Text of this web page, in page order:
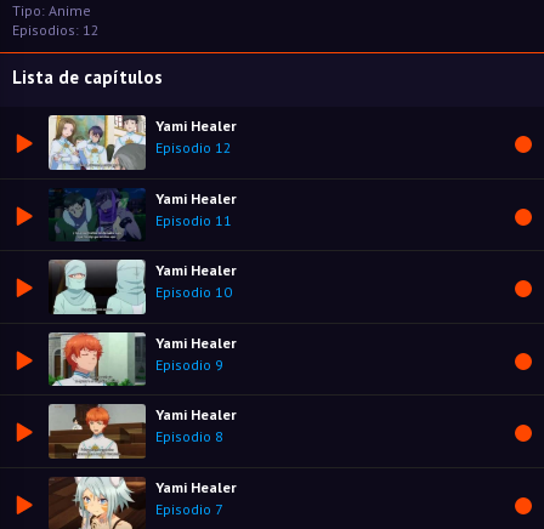
Tipo: Anime
Episodios: 12
Lista de capítulos
Yami Healer
Episodio 12
Yami Healer
Episodio 11
Yami Healer
Episodio 10
Yami Healer
Episodio 9
Yami Healer
Episodio 8
Yami Healer
Episodio 7